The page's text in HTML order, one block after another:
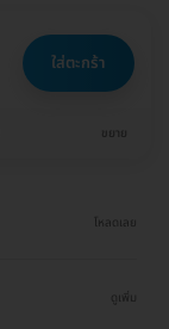
ใส่ตะกร้า
ขยาย
โหลดเลย
ดูเพิ่ม